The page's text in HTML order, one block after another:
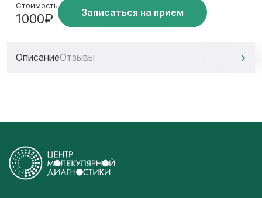
Стоимость
1000₽ Записаться на прием
ОписаниеОтзывы